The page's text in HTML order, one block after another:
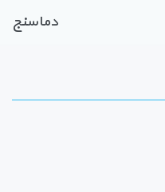
دماسنج